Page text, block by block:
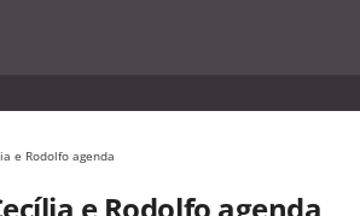
e Rodolfo agenda